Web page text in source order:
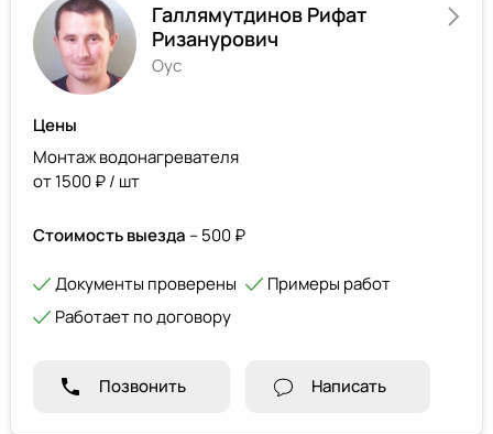
Галлямутдинов Рифат
Ризанурович
Оус
Цены
Монтаж водонагревателя
от 1500 ₽ / шт
Стоимость выезда – 500 ₽
Документы проверены
Примеры работ
Работает по договору
Позвонить Написать